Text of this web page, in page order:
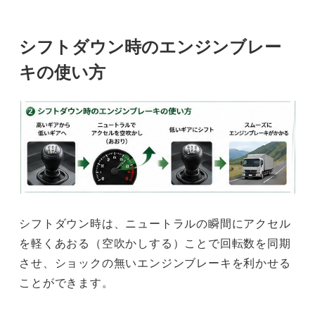
シフトダウン時のエンジンブレー
キの使い方
シフトダウン時は、ニュートラルの瞬間にアクセル
を軽くあおる（空吹かしする）ことで回転数を同期
させ、ショックの無いエンジンブレーキを利かせる
ことができます。